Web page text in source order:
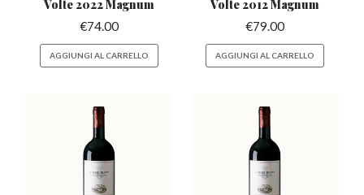
Volte 2022 Magnum
€74.00
AGGIUNGI AL CARRELLO
Volte 2012 Magnum
€79.00
AGGIUNGI AL CARRELLO